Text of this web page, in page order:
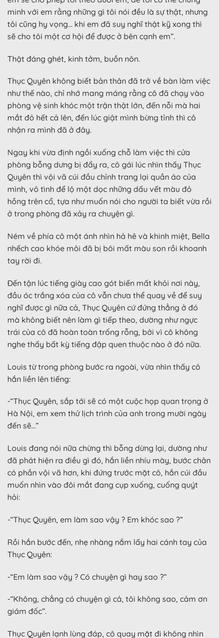
minh với em rằng những gì tôi nói đều là sự thật, nhưng
tôi cũng hy vọng… khi em đã suy nghĩ thật kỹ xong thì
sẽ cho tôi một cơ hội để được ở bên cạnh em”.
Thật đáng ghét, kinh tởm, buồn nôn.
Thục Quyên không biết bản thân đã trở về bàn làm việc
như thế nào, chỉ nhớ mang máng rằng cô đã chạy vào
phòng vệ sinh khóc một trận thật lớn, đến nỗi mà hai
mắt đỏ hết cả lên, đến lúc giật mình bừng tỉnh thì cô
nhận ra mình đã ở đây.
Ngay khi vừa định ngồi xuống chỗ làm việc thì cửa
phòng bỗng dưng bị đẩy ra, cô gái lúc nhìn thấy Thục
Quyên thì vội vã cúi đầu chỉnh trang lại quần áo của
mình, vô tình để lộ một dọc những dấu vết màu đỏ
hồng trên cổ, tựa như muốn nói cho người ta biết vừa rồi
ở trong phòng đã xảy ra chuyện gì.
Ném về phía cô một ánh nhìn hả hê và khinh miệt, Bella
nhếch cao khóe môi đã bị bôi mất màu son rồi khoanh
tay rời đi.
Đến tận lúc tiếng giày cao gót biến mất khỏi nơi này,
đầu óc trắng xóa của cô vẫn chưa thể quay về để suy
nghĩ được gì nữa cả, Thục Quyên cứ đứng thẳng ở đó
mà không biết nên làm gì tiếp theo, dường như ngực
trái của cô đã hoàn toàn trống rỗng, bởi vì cô không
nghe thấy bất kỳ tiếng đập quen thuộc nào ở đó nữa.
Louis từ trong phòng bước ra ngoài, vừa nhìn thấy cô
hắn liền lên tiếng:
-“Thục Quyên, sắp tới sẽ có một cuộc họp quan trọng ở
Hà Nội, em xem thử lịch trình của anh trong mười ngày
đến sẽ…”
Louis đang nói nữa chừng thì bỗng dừng lại, dường như
đã phát hiện ra điều gì đó, hắn liền nhíu mày, bước chân
có phần vội vã hơn, khi đứng trước mặt cô, hắn cúi đầu
muốn nhìn vào đôi mắt đang cụp xuống, cuống quýt
hỏi:
-“Thục Quyên, em làm sao vậy ? Em khóc sao ?”
Rồi hắn bước đến, nhẹ nhàng nắm lấy hai cánh tay của
Thục Quyên:
-“Em làm sao vậy ? Có chuyện gì hay sao ?”
-“Không, chẳng có chuyện gì cả, tôi không sao, cảm ơn
giám đốc”.
Thục Quyên lạnh lùng đáp, cô quay mặt đi không nhìn